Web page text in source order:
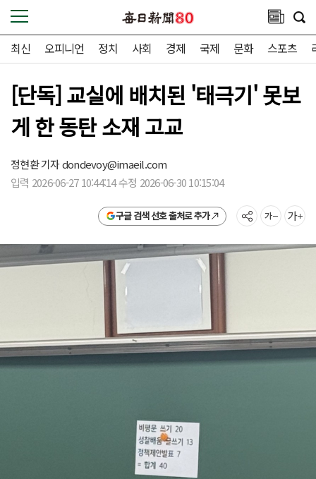
최신 오피니언 정치 사회 경제 국제 문화 스포츠
[단독] 교실에 배치된 '태극기' 못보
게 한 동탄 소재 고교
정현환 기자dondevoy@imaeil.com
입력 2026-06-27 10:44:14 수정 2026-06-30 10:15:04
구글 검색 선호 출처로 추가